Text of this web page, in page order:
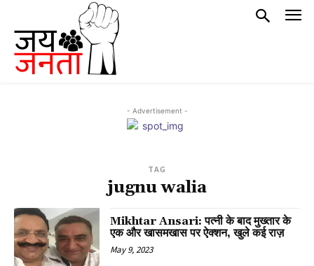
- Advertisement -
TAG
jugnu walia
Mikhtar Ansari: पत्नी के बाद मुख्तार के
एक और खासमखास पर ऐक्शन, खुले कई राज़
May 9, 2023